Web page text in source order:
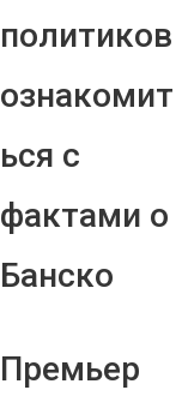
политиков
ознакомит
ься с
фактами о
Банско
Премьер